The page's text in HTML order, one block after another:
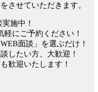
させていただきます。
施中！
にご予約ください！
面談」を選ぶだけ！
したい方、大歓迎！
歓迎いたします！